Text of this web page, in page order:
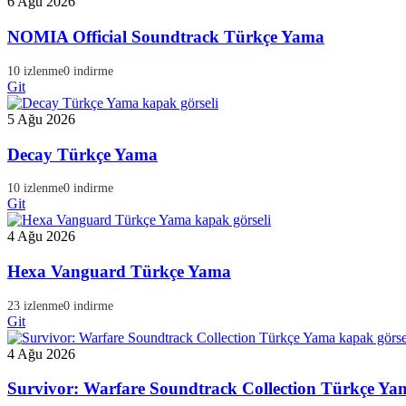
NOMIA Official Soundtrack Türkçe Yama
10 izlenme0 indirme
Git
5 Ağu 2026
Decay Türkçe Yama
10 izlenme0 indirme
Git
4 Ağu 2026
Hexa Vanguard Türkçe Yama
23 izlenme0 indirme
Git
4 Ağu 2026
Survivor: Warfare Soundtrack Collection Türkçe